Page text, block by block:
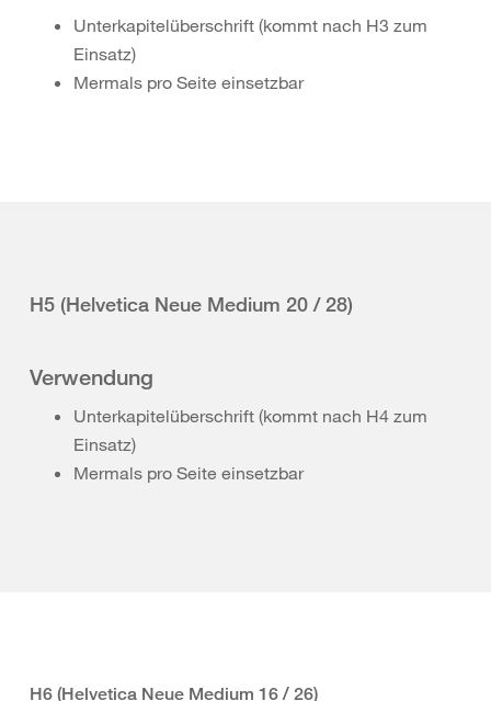
Unterkapitelüberschrift (kommt nach H3 zum
Einsatz)
Mermals pro Seite einsetzbar
H5 (Helvetica Neue Medium 20 / 28)
Verwendung
Unterkapitelüberschrift (kommt nach H4 zum
Einsatz)
Mermals pro Seite einsetzbar
H6 (Helvetica Neue Medium 16 / 26)